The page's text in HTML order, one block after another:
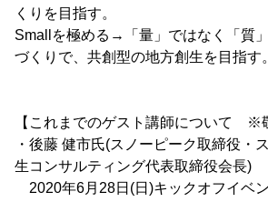
くりを目指す。
Smallを極める→「量」ではなく「質
づくりで、共創型の地方創生を目指す。
【これまでのゲスト講師について ※
・後藤 健市氏(スノーピーク取締役・
生コンサルティング代表取締役会長)
2020年6月28日(日)キックオフイベ